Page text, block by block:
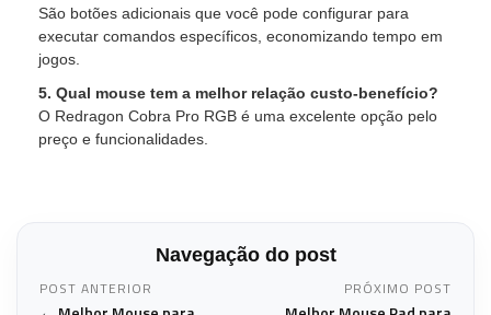
São botões adicionais que você pode configurar para
executar comandos específicos, economizando tempo em
jogos.
5. Qual mouse tem a melhor relação custo-benefício?
O Redragon Cobra Pro RGB é uma excelente opção pelo
preço e funcionalidades.
Navegação do post
POST ANTERIOR PRÓXIMO POST